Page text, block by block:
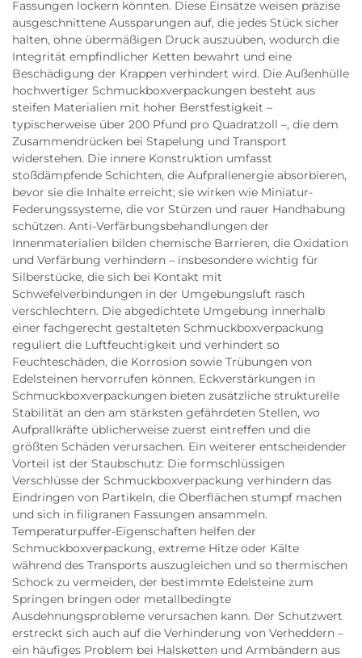
Fassungen lockern könnten. Diese Einsätze weisen präzise
ausgeschnittene Aussparungen auf, die jedes Stück sicher
halten, ohne übermäßigen Druck auszuüben, wodurch die
Integrität empfindlicher Ketten bewahrt und eine
Beschädigung der Krappen verhindert wird. Die Außenhülle
hochwertiger Schmuckboxverpackungen besteht aus
steifen Materialien mit hoher Berstfestigkeit –
typischerweise über 200 Pfund pro Quadratzoll –, die dem
Zusammendrücken bei Stapelung und Transport
widerstehen. Die innere Konstruktion umfasst
stoßdämpfende Schichten, die Aufprallenergie absorbieren,
bevor sie die Inhalte erreicht; sie wirken wie Miniatur-
Federungssysteme, die vor Stürzen und rauer Handhabung
schützen. Anti-Verfärbungsbehandlungen der
Innenmaterialien bilden chemische Barrieren, die Oxidation
und Verfärbung verhindern – insbesondere wichtig für
Silberstücke, die sich bei Kontakt mit
Schwefelverbindungen in der Umgebungsluft rasch
verschlechtern. Die abgedichtete Umgebung innerhalb
einer fachgerecht gestalteten Schmuckboxverpackung
reguliert die Luftfeuchtigkeit und verhindert so
Feuchteschäden, die Korrosion sowie Trübungen von
Edelsteinen hervorrufen können. Eckverstärkungen in
Schmuckboxverpackungen bieten zusätzliche strukturelle
Stabilität an den am stärksten gefährdeten Stellen, wo
Aufprallkräfte üblicherweise zuerst eintreffen und die
größten Schäden verursachen. Ein weiterer entscheidender
Vorteil ist der Staub­schutz: Die formschlüssigen
Verschlüsse der Schmuckboxverpackung verhindern das
Eindringen von Partikeln, die Oberflächen stumpf machen
und sich in filigranen Fassungen ansammeln.
Temperaturpuffer-Eigenschaften helfen der
Schmuckboxverpackung, extreme Hitze oder Kälte
während des Transports auszugleichen und so thermischen
Schock zu vermeiden, der bestimmte Edelsteine zum
Springen bringen oder metallbedingte
Ausdehnungsprobleme verursachen kann. Der Schutzwert
erstreckt sich auch auf die Verhinderung von Verheddern –
ein häufiges Problem bei Halsketten und Armbändern aus